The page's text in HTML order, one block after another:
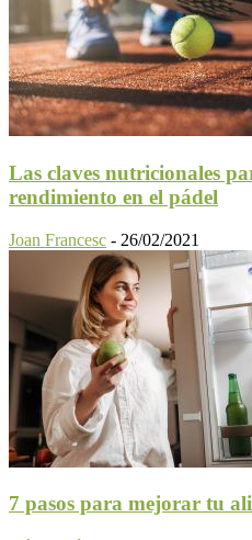
Las claves nutricionales
rendimiento en el pádel
Joan Francesc - 26/02/2021
7 pasos para mejorar tu